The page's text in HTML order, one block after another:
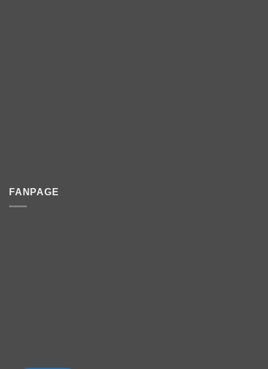
FANPAGE